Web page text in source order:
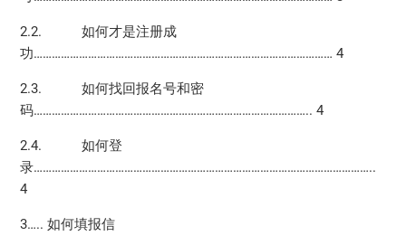
2.2. 如何才是注册成
功……………………………………………………………………………………… 4
2.3. 如何找回报名号和密
码……………………………………………………………………………….. 4
2.4. 如何登
录…………………………………………………………………………………………………..
4
3….. 如何填报信